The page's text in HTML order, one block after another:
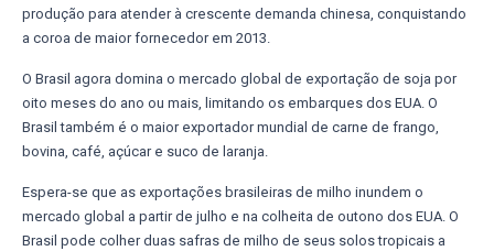
produção para atender à crescente demanda chinesa, conquistando
a coroa de maior fornecedor em 2013.
O Brasil agora domina o mercado global de exportação de soja por
oito meses do ano ou mais, limitando os embarques dos EUA. O
Brasil também é o maior exportador mundial de carne de frango,
bovina, café, açúcar e suco de laranja.
Espera-se que as exportações brasileiras de milho inundem o
mercado global a partir de julho e na colheita de outono dos EUA. O
Brasil pode colher duas safras de milho de seus solos tropicais a